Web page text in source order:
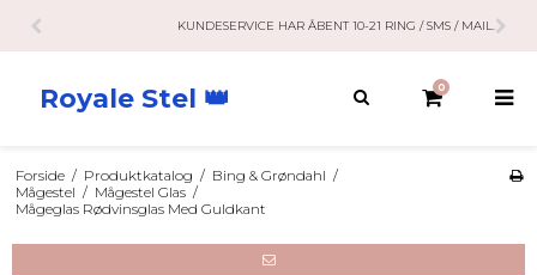
KUNDESERVICE HAR ÅBENT 10-21 RING / SMS / MAIL.
Royale Stel 👑 0
Forside / Produktkatalog / Bing & Grøndahl /
Mågestel / Mågestel Glas /
Mågeglas Rødvinsglas Med Guldkant